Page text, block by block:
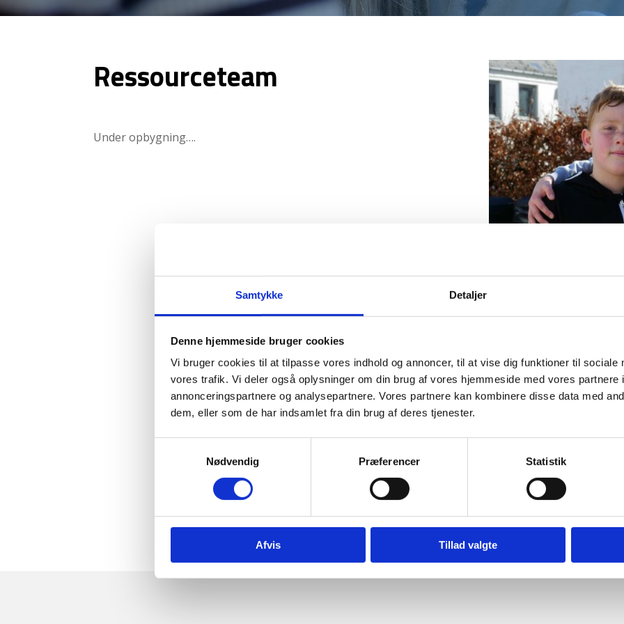
Samtykke Detaljer
Denne hjemmeside bruger cookies
Vi bruger cookies til at tilpasse vores indhold og annoncer, til at vise dig funktioner til sociale
vores trafik. Vi deler også oplysninger om din brug af vores hjemmeside med vores partnere
annonceringspartnere og analysepartnere. Vores partnere kan kombinere disse data med
dem, eller som de har indsamlet fra din brug af deres tjenester.
Nødvendig
Præferencer Statistik
Afvis Tillad valgte
Ressourceteam
Under opbygning….